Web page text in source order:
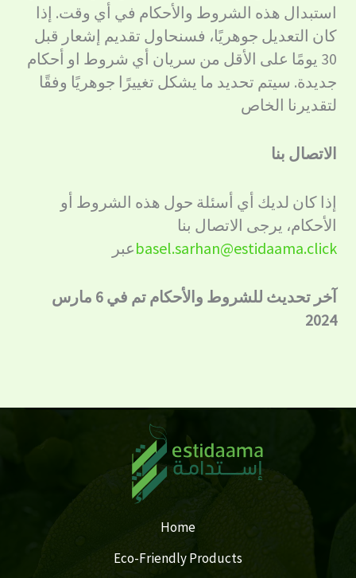
استبدال هذه الشروط والأحكام في أي وقت. إذا
كان التعديل جوهريًا، فسنحاول تقديم إشعار قبل
30 يومًا على الأقل من سريان أي شروط او أحكام
جديدة. سيتم تحديد ما يشكل تغييرًا جوهريًا وفقًا
لتقديرنا الخاص
الاتصال بنا
إذا كان لديك أي أسئلة حول هذه الشروط أو
الأحكام، يرجى الاتصال بنا
عبرbasel.sarhan@estidaama.click
آخر تحديث للشروط والأحكام تم في 6 مارس
2024
Home
Eco-Friendly Products